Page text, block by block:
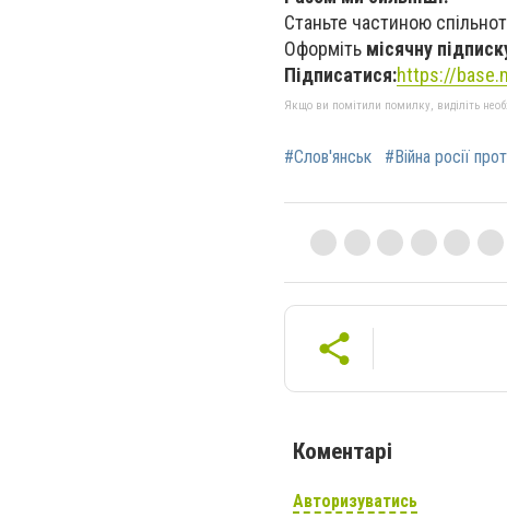
Станьте частиною
Оформіть місячну
Підписатися:https://
Якщо ви помітили помилку, виділіть
#Слов'янськ #Війна росії
Коментарі
Авторизуватись